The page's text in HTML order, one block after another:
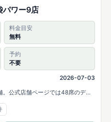
パワー9店
料金目安
無料
予約
不要
2026-07-03
公式店舗ページでは48席のデュ
ケモンカード・デュエルマスター
扱いを案内しています。